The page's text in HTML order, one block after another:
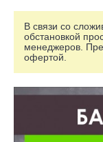
В связи со
обстановкой
менеджеров.
офертой.